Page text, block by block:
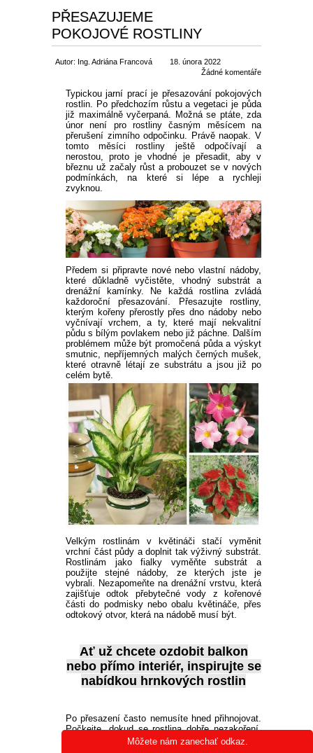
Môžete nám zanechať odkaz.
PŘESAZUJEME
POKOJOVÉ ROSTLINY
Autor: Ing. Adriána Francová
18. února 2022
Žádné komentáře
Typickou jarní prací je přesazování pokojových
rostlin. Po předchozím růstu a vegetaci je půda
již maximálně vyčerpaná. Možná se ptáte, zda
únor není pro rostliny časným měsícem na
přerušení zimního odpočinku. Právě naopak. V
tomto měsíci rostliny ještě odpočívají a
nerostou, proto je vhodné je přesadit, aby v
březnu už začaly růst a probouzet se v nových
podmínkách, na které si lépe a rychleji
zvyknou.
Předem si připravte nové nebo vlastní nádoby,
které důkladně vyčistěte, vhodný substrát a
drenážní kamínky. Ne každá rostlina zvládá
každoroční přesazování. Přesazujte rostliny,
kterým kořeny přerostly přes dno nádoby nebo
vyčnívají vrchem, a ty, které mají nekvalitní
půdu s bílým povlakem nebo již páchne. Dalším
problémem může být promočená půda a výskyt
smutnic, nepříjemných malých černých mušek,
které otravně létají ze substrátu a jsou již po
celém bytě.
Velkým rostlinám v květináči stačí vyměnit
vrchní část půdy a doplnit tak výživný substrát.
Rostlinám jako fialky vyměňte substrát a
použijte stejné nádoby, ze kterých jste je
vybrali. Nezapomeňte na drenážní vrstvu, která
zajišťuje odtok přebytečné vody z kořenové
části do podmisky nebo obalu květináče, přes
odtokový otvor, která na nádobě musí být.
Ať už chcete ozdobit balkon
nebo přímo interiér, inspirujte se
nabídkou hrnkových rostlin
Po přesazení často nemusíte hned přihnojovat.
Počkejte, dokud se rostlina dobře nezakoření.
Mnohé kvalitní substráty jsou už totiž